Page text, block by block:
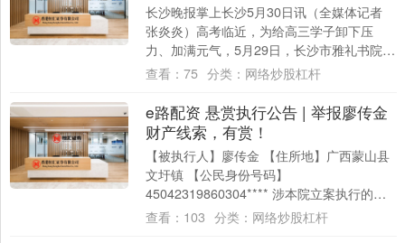
长沙晚报掌上长沙5月30日讯（全媒体记者
张炎炎）高考临近，为给高三学子卸下压
力、加满元气，5月29日，长沙市雅礼书院中
学为2026届高三学子打造专属解压专场。....
查看： 75 分类： 网络炒股杠杆
e路配资 悬赏执行公告 | 举报廖传金
财产线索，有赏！
【被执行人】廖传金 【住所地】广西蒙山县
文圩镇 【公民身份号码】
45042319860304**** 涉本院立案执行的
（2022）粤1972执4880号案件。依....
查看： 103 分类： 网络炒股杠杆